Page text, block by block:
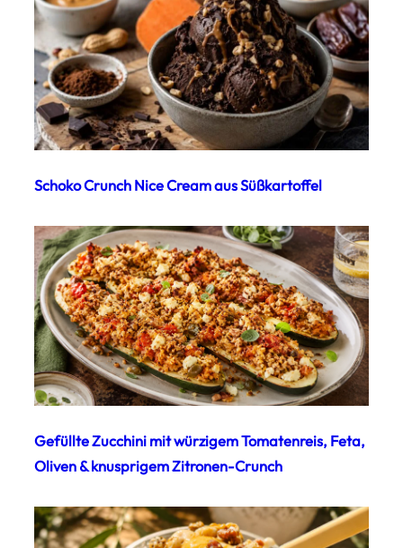
Schoko Crunch Nice Cream aus Süßkartoffel
Gefüllte Zucchini mit würzigem Tomatenreis, Feta,
Oliven & knusprigem Zitronen-Crunch